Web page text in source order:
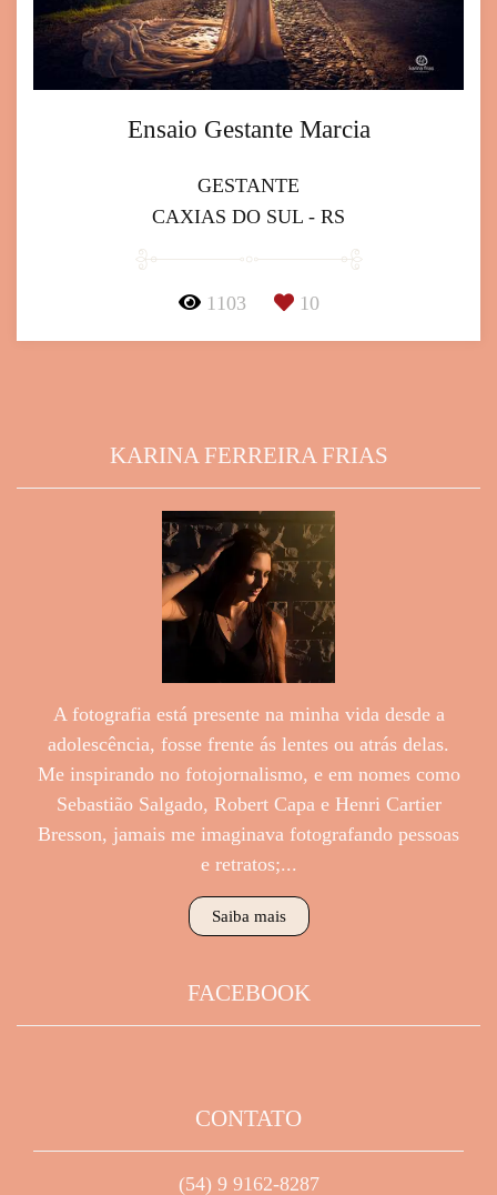
Ensaio Gestante Marcia
GESTANTE
CAXIAS DO SUL - RS
1103 10
KARINA FERREIRA FRIAS
A fotografia está presente na minha vida desde a
adolescência, fosse frente ás lentes ou atrás delas.
Me inspirando no fotojornalismo, e em nomes como
Sebastião Salgado, Robert Capa e Henri Cartier
Bresson, jamais me imaginava fotografando pessoas
e retratos;...
Saiba mais
FACEBOOK
CONTATO
(54) 9 9162-8287